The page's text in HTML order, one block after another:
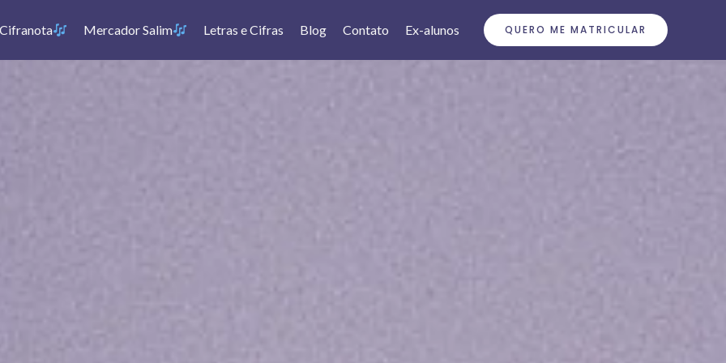
Cifranota Mercador Salim Letras e Cifras Blog Contato Ex-alunos QUERO ME MATRICULAR